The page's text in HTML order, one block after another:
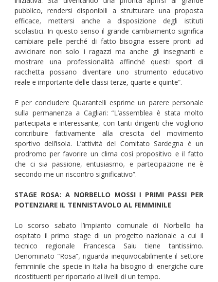
pubblico, rendersi disponibili a strutturare una proposta
efficace, mettersi anche a disposizione degli istituti
scolastici. In questo senso il grande cambiamento significa
cambiare pelle perché di fatto bisogna essere pronti ad
avvicinare non solo i ragazzi ma anche gli insegnanti e
mostrare una professionalità affinché questi sport di
racchetta possano diventare uno strumento educativo
reale e importante delle classi terze, quarte e quinte”.
E per concludere Quarantelli esprime un parere personale
sulla permanenza a Cagliari: “L’assemblea è stata molto
partecipata e interessante, con tanti dirigenti che vogliono
contribuire fattivamente alla crescita del movimento
sportivo dell’isola. L’attività del Comitato Sardegna è un
prodromo per favorire un clima così propositivo e il fatto
che ci sia passione, entusiasmo, e partecipazione ne è
secondo me un riscontro significativo”.
STAGE ROSA: A NORBELLO MOSSI I PRIMI PASSI PER
POTENZIARE IL TENNISTAVOLO AL FEMMINILE
Lo scorso sabato l’impianto comunale di Norbello ha
ospitato il primo stage di un progetto nazionale a cui il
tecnico regionale Francesca Saiu tiene tantissimo.
Denominato “Rosa”, riguarda inequivocabilmente il settore
femminile che specie in Italia ha bisogno di energiche cure
ricostituenti per riportarlo ai livelli di un tempo.